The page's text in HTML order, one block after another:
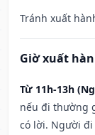
Tránh xuất
Giờ xuất
Từ 11h-13h
nếu đi thường
có lời. Người đi